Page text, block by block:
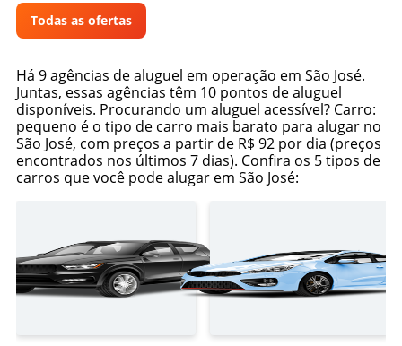
Todas as ofertas
Há 9 agências de aluguel em operação em São José.
Juntas, essas agências têm 10 pontos de aluguel
disponíveis. Procurando um aluguel acessível? Carro:
pequeno é o tipo de carro mais barato para alugar no
São José, com preços a partir de R$ 92 por dia (preços
encontrados nos últimos 7 dias). Confira os 5 tipos de
carros que você pode alugar em São José: